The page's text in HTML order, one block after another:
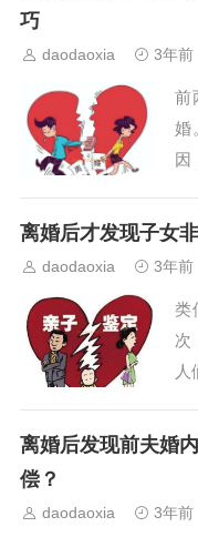
2
巧
daodaoxia 3年前
前
婚
因
家
嫌
离婚后才发现子女
daodaoxia 3年前
类
次
人
定
离婚后发现前夫婚
偿？
daodaoxia 3年前